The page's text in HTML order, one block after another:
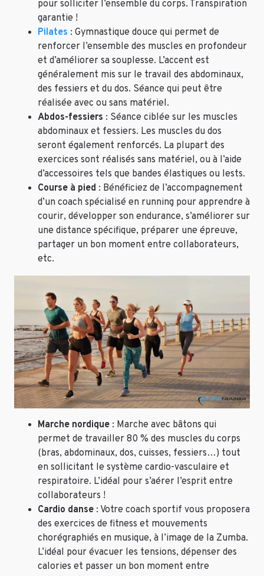
pour solliciter l’ensemble du corps. Transpiration
garantie !
Pilates : Gymnastique douce qui permet de
renforcer l’ensemble des muscles en profondeur
et d’améliorer sa souplesse. L’accent est
généralement mis sur le travail des abdominaux,
des fessiers et du dos. Séance qui peut être
réalisée avec ou sans matériel.
Abdos-fessiers : Séance ciblée sur les muscles
abdominaux et fessiers. Les muscles du dos
seront également renforcés. La plupart des
exercices sont réalisés sans matériel, ou à l’aide
d’accessoires tels que bandes élastiques ou lests.
Course à pied : Bénéficiez de l’accompagnement
d’un coach spécialisé en running pour apprendre à
courir, développer son endurance, s’améliorer sur
une distance spécifique, préparer une épreuve,
partager un bon moment entre collaborateurs,
etc.
Marche nordique : Marche avec bâtons qui
permet de travailler 80 % des muscles du corps
(bras, abdominaux, dos, cuisses, fessiers…) tout
en sollicitant le système cardio-vasculaire et
respiratoire. L’idéal pour s’aérer l’esprit entre
collaborateurs !
Cardio danse : Votre coach sportif vous proposera
des exercices de fitness et mouvements
chorégraphiés en musique, à l’image de la Zumba.
L’idéal pour évacuer les tensions, dépenser des
calories et passer un bon moment entre